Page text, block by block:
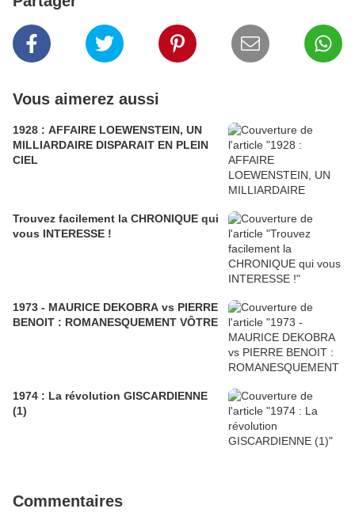
Vous aimerez aussi
1928 : AFFAIRE LOEWENSTEIN, UN
MILLIARDAIRE DISPARAIT EN PLEIN
CIEL
Trouvez facilement la CHRONIQUE qui
vous INTERESSE !
1973 - MAURICE DEKOBRA vs PIERRE
BENOIT : ROMANESQUEMENT VÔTRE
1974 : La révolution GISCARDIENNE
(1)
Commentaires